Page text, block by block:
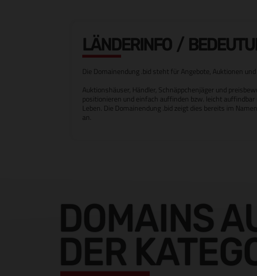
LÄNDERINFO /
Die Domainendung .bid steht für Angebote, Auktionen
Auktionshäuser, Händler, Schnäppchenjäger und
positionieren und einfach auffinden bzw. leicht
Leben. Die Domainendung .bid zeigt dies bereits im
an.
DOMAINS
DER